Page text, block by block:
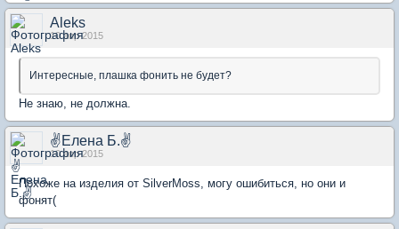
Aleks
10 апр 2015
Интересные, плашка фонить не будет?
Не знаю, не должна.
✌Елена Б.✌
10 апр 2015
Похоже на изделия от SilverMoss, могу ошибиться, но они и
фонят(